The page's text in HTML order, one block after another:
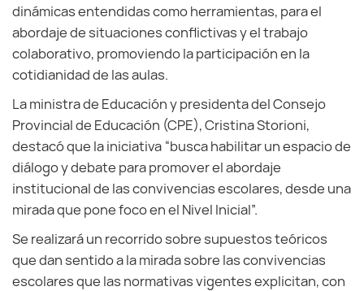
dinámicas entendidas como herramientas, para el
abordaje de situaciones conflictivas y el trabajo
colaborativo, promoviendo la participación en la
cotidianidad de las aulas.
La ministra de Educación y presidenta del Consejo
Provincial de Educación (CPE), Cristina Storioni,
destacó que la iniciativa “busca habilitar un espacio de
diálogo y debate para promover el abordaje
institucional de las convivencias escolares, desde una
mirada que pone foco en el Nivel Inicial”.
Se realizará un recorrido sobre supuestos teóricos
que dan sentido a la mirada sobre las convivencias
escolares que las normativas vigentes explicitan, con